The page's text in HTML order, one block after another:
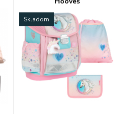
Skladom